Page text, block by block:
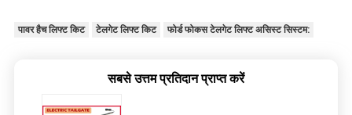
पावर हैच लिफ्ट किट टेलगेट लिफ्ट किट फोर्ड फोकस टेलगेट लिफ्ट असिस्ट सिस्टम:
सबसे उत्तम प्रतिदान प्राप्त करें